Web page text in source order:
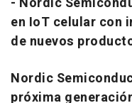
en IoT celular con
de nuevos
Nordic
próxima